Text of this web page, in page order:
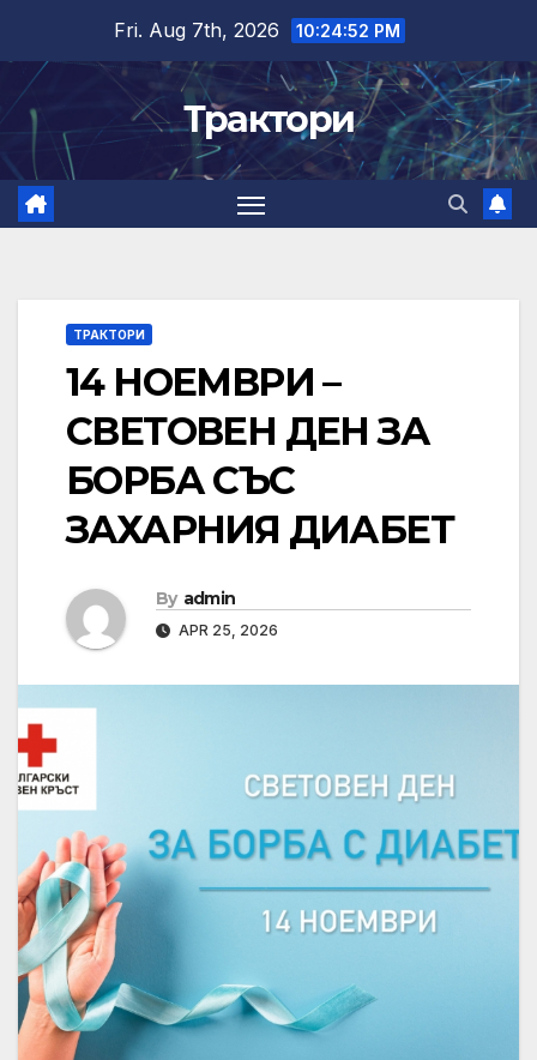
content
Fri. Aug 7th, 2026 10:24:53 PM
Трактори
ТРАКТОРИ
14 НОЕМВРИ –
СВЕТОВЕН ДЕН ЗА
БОРБА СЪС
ЗАХАРНИЯ ДИАБЕТ
By admin
APR 25, 2026